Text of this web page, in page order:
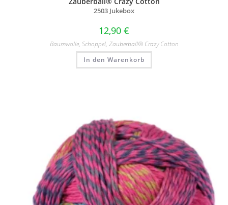
2503 Jukebox
12,90 €
Baumwolle, Schoppel, Zauberball® Crazy Cotton
In den Warenkorb